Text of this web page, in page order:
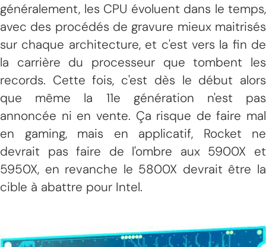
généralement, les CPU évoluent dans le temps,
avec des procédés de gravure mieux maitrisés
sur chaque architecture, et c'est vers la fin de
la carrière du processeur que tombent les
records. Cette fois, c'est dès le début alors
que même la 11e génération n'est pas
annoncée ni en vente. Ça risque de faire mal
en gaming, mais en applicatif, Rocket ne
devrait pas faire de l'ombre aux 5900X et
5950X, en revanche le 5800X devrait être la
cible à abattre pour Intel.